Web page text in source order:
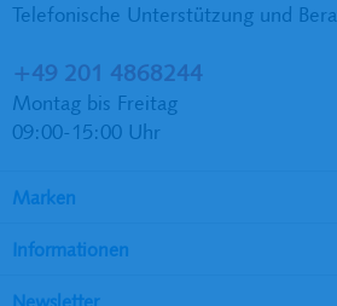
Telefonische Unterstützung und
+49 201 4868244
Montag bis Freitag
09:00-15:00 Uhr
Marken
Informationen
Newsletter